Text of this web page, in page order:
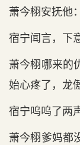
萧今栩安抚他
宿宁闻言，下
萧今栩哪来的
始心‌疼了，龙
宿宁呜呜了两
萧今栩爹妈都